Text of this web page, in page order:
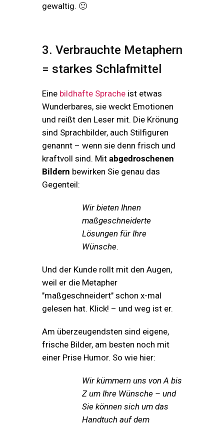
gewaltig. 🙂
3. Verbrauchte Metaphern
= starkes Schlafmittel
Eine bildhafte Sprache ist etwas
Wunderbares, sie weckt Emotionen
und reißt den Leser mit. Die Krönung
sind Sprachbilder, auch Stilfiguren
genannt – wenn sie denn frisch und
kraftvoll sind. Mit abgedroschenen
Bildern bewirken Sie genau das
Gegenteil:
Wir bieten Ihnen
maßgeschneiderte
Lösungen für Ihre
Wünsche.
Und der Kunde rollt mit den Augen,
weil er die Metapher
"maßgeschneidert" schon x-mal
gelesen hat. Klick! – und weg ist er.
Am überzeugendsten sind eigene,
frische Bilder, am besten noch mit
einer Prise Humor. So wie hier:
Wir kümmern uns von A bis
Z um Ihre Wünsche – und
Sie können sich um das
Handtuch auf dem